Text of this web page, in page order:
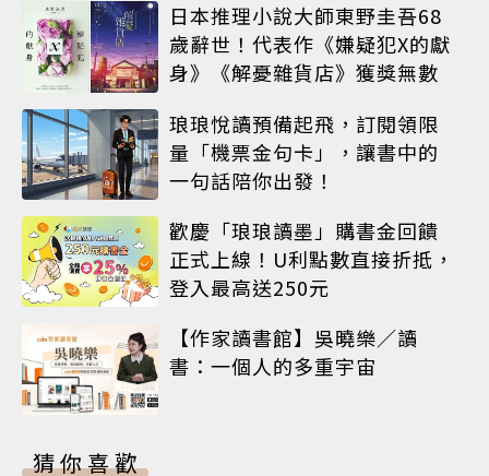
日本推理小說大師東野圭吾68
歲辭世！代表作《嫌疑犯X的獻
身》《解憂雜貨店》獲獎無數
琅琅悅讀預備起飛，訂閱領限
量「機票金句卡」，讓書中的
一句話陪你出發！
歡慶「琅琅讀墨」購書金回饋
正式上線！U利點數直接折抵，
登入最高送250元
【作家讀書館】吳曉樂／讀
書：一個人的多重宇宙
猜你喜歡